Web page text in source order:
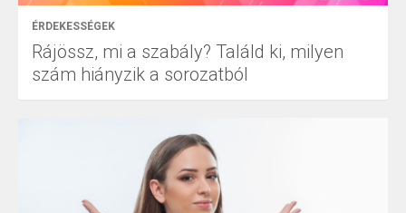
ÉRDEKESSÉGEK
Rájössz, mi a szabály? Találd ki, milyen
szám hiányzik a sorozatból